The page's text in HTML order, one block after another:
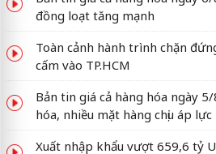
đồng loạt tăng mạnh
Toàn cảnh hành trình chặn
cấm vào TP.HCM
Bản tin giá cả hàng hóa ngày
hóa, nhiều mặt hàng chịu áp lực
Xuất nhập khẩu vượt 659,6 tỷ